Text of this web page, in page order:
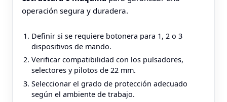
operación segura y duradera.
Definir si se requiere botonera para 1, 2 o 3
dispositivos de mando.
Verificar compatibilidad con los pulsadores,
selectores y pilotos de 22 mm.
Seleccionar el grado de protección adecuado
según el ambiente de trabajo.